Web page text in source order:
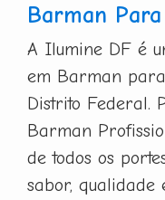
Barman
A Ilumine DF é
em Barman para
Distrito Federal.
Barman
de todos os
sabor, qualidade